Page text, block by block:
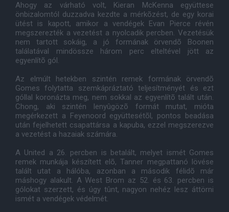
Ahogy az várható volt, Kieran McKenna együttese
önbizalomtól duzzadva kezdte a mérkõzést, de egy korai
ütést is kapott, amikor a vendégek Evan Pierce révén
megszerezték a vezetést a nyolcadik percben. Vezetésük
nem tartott sokáig, a jó formának örvendõ Boonen
találatával mindössze három perc elteltével jött az
egyenlítõ gól.
Az elmúlt hetekben szintén remek formának örvendõ
Gomes folytatta szemkápráztató teljesítményét és ezt
góllal koronázta meg, nem sokkal az egyenlítõ talált után.
Chong, aki szintén lenyûgözõ formát mutat, mióta
megérkezett a Feyenoord együttesétõl, pontos beadása
után fejelhetett csapattársa a kapuba, ezzel megszerezve
a vezetést a hazaiak számára.
A United a 26. percben is betalált, melyet ismét Gomes
remek munkája készített elõ, Tanner megpattanó lövése
talált utat a hálóba, azonban a második félidõ már
máshogy alakult. A West Brom az 52. és 63. percben is
gólokat szerzett, és úgy tûnt, nagyon nehéz lesz áttörni
ismét a vendégek védelmét.